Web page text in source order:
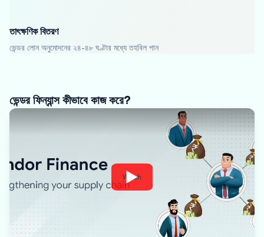
তাৎক্ষণিক বিতরণ
ভেন্ডর লোন অনুমোদনের ২৪-৪৮ ঘণ্টার মধ্যে তহবিল পান
ভেন্ডর ফিন্যান্স কীভাবে কাজ করে?
Watch